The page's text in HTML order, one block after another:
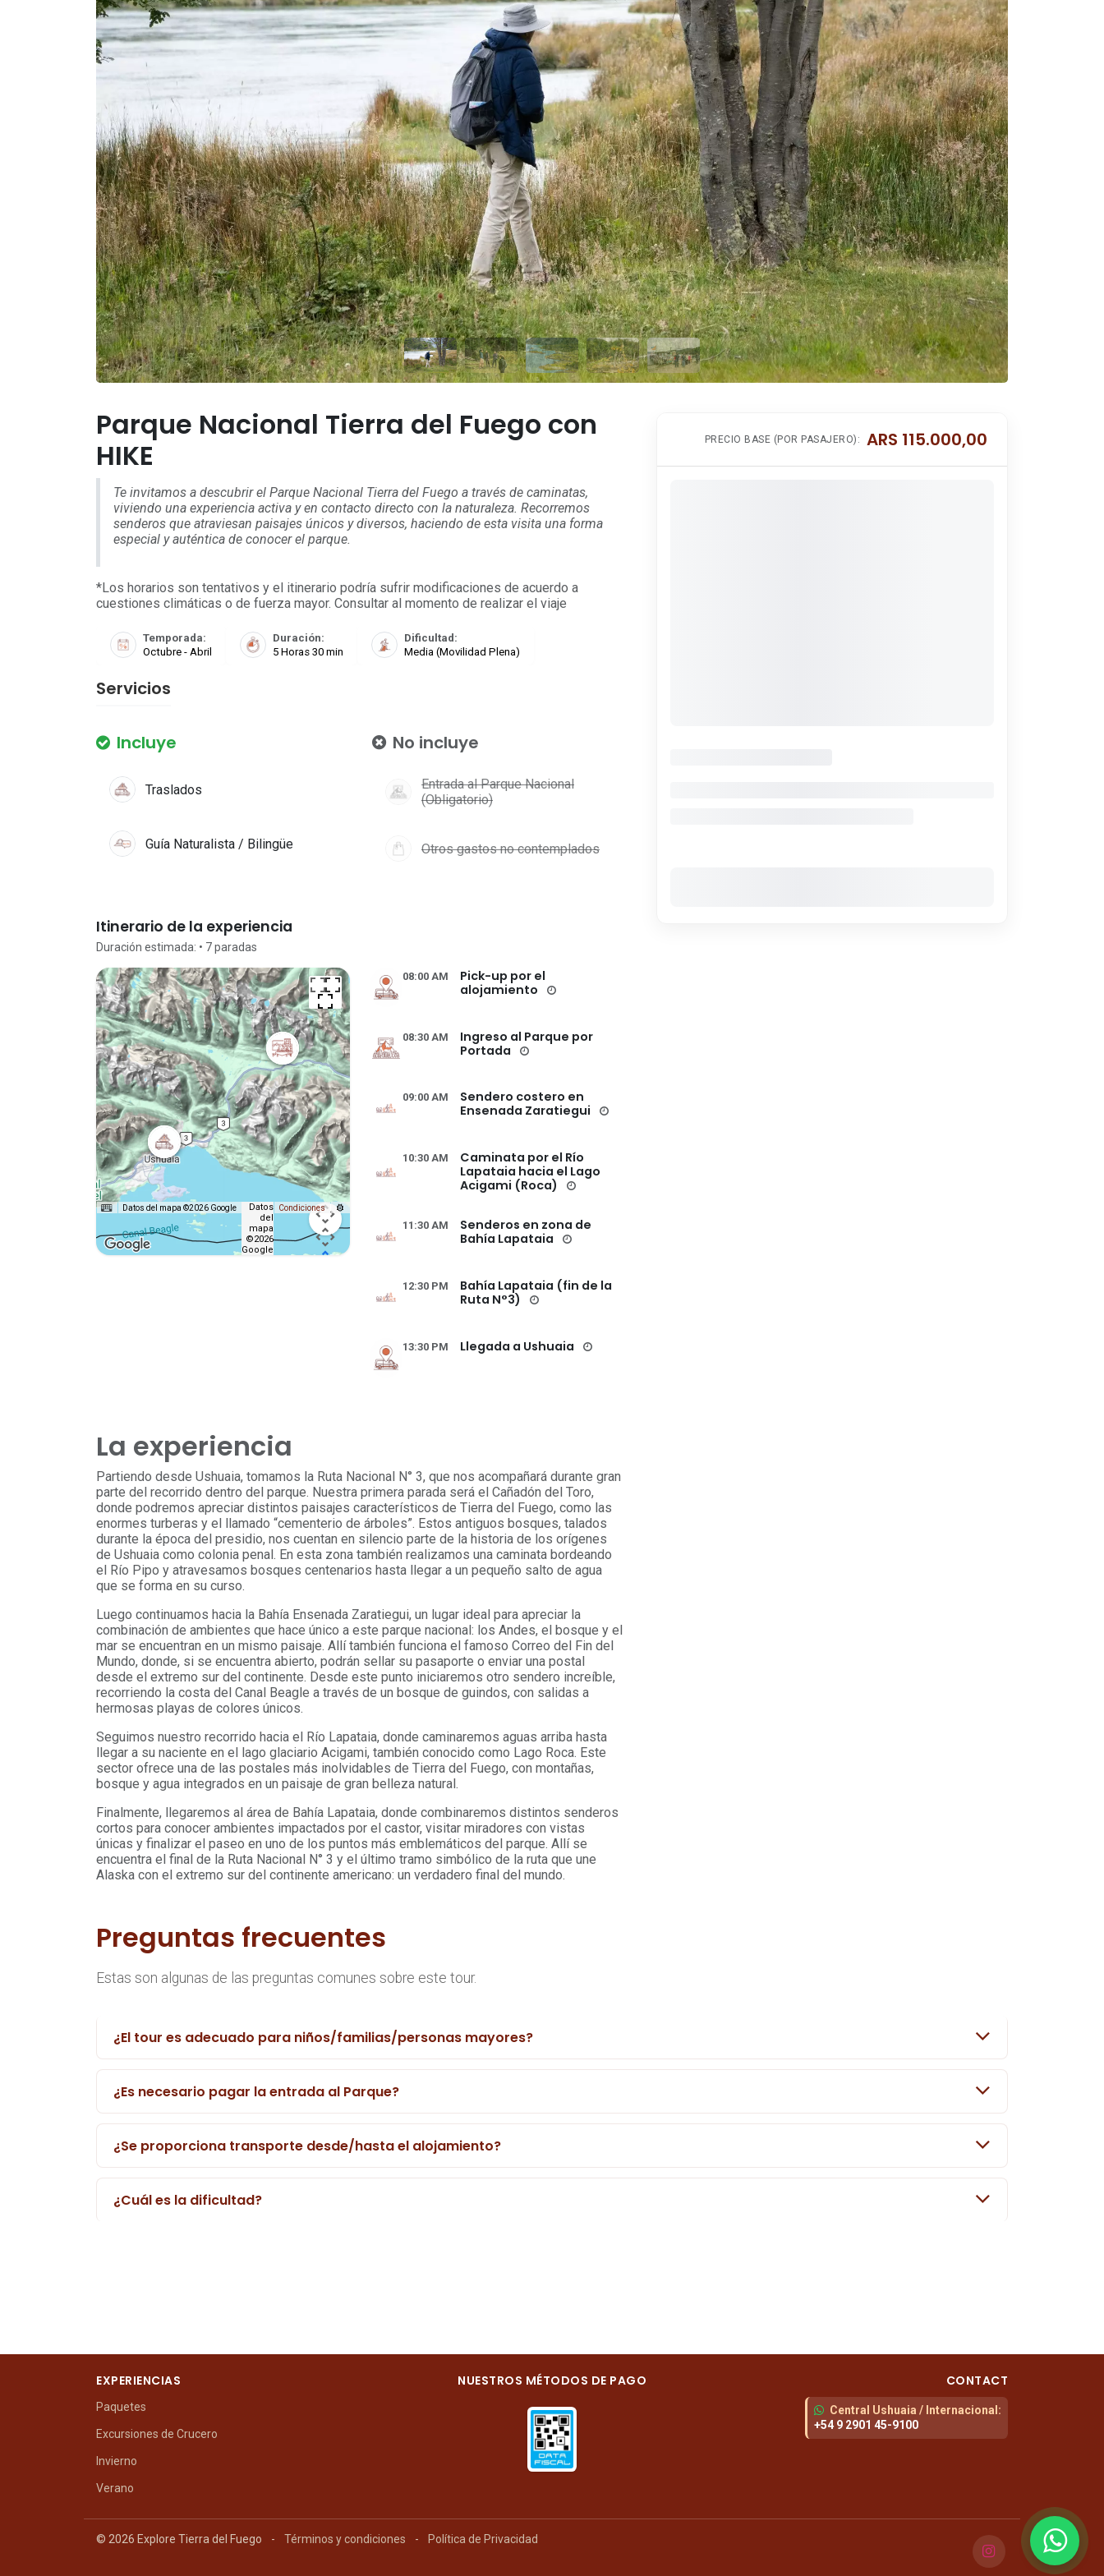
Parque Nacional Tierra del Fuego con
HIKE
Te invitamos a descubrir el Parque Nacional Tierra del Fuego a través de caminatas,
viviendo una experiencia activa y en contacto directo con la naturaleza. Recorremos
senderos que atraviesan paisajes únicos y diversos, haciendo de esta visita una forma
especial y auténtica de conocer el parque.
*Los horarios son tentativos y el itinerario podría sufrir modificaciones de acuerdo a
cuestiones climáticas o de fuerza mayor. Consultar al momento de realizar el viaje
Temporada:
Octubre - Abril
Duración:
5 Horas 30 min
Dificultad:
Media (Movilidad Plena)
Servicios
Incluye
Traslados
Guía Naturalista / Bilingüe
No incluye
Entrada al Parque Nacional
(Obligatorio)
Otros gastos no contemplados
Itinerario de la experiencia
Duración estimada: • 7paradas
Datos del mapa ©2026 Google
Datos
del
mapa
©2026
Google
Condiciones
08:00 AM
Pick-up por el
alojamiento
08:30 AM
Ingreso al Parque por
Portada
09:00 AM
Sendero costero en
Ensenada Zaratiegui
10:30 AM
Caminata por el Río
Lapataia hacia el Lago
Acigami (Roca)
11:30 AM
Senderos en zona de
Bahía Lapataia
12:30 PM
Bahía Lapataia (fin de la
Ruta N°3)
13:30 PM Llegada a Ushuaia
La experiencia
Partiendo desde Ushuaia, tomamos la Ruta Nacional N° 3, que nos acompañará durante gran
parte del recorrido dentro del parque. Nuestra primera parada será el Cañadón del Toro,
donde podremos apreciar distintos paisajes característicos de Tierra del Fuego, como las
enormes turberas y el llamado “cementerio de árboles”. Estos antiguos bosques, talados
durante la época del presidio, nos cuentan en silencio parte de la historia de los orígenes
de Ushuaia como colonia penal. En esta zona también realizamos una caminata bordeando
el Río Pipo y atravesamos bosques centenarios hasta llegar a un pequeño salto de agua
que se forma en su curso.
Luego continuamos hacia la Bahía Ensenada Zaratiegui, un lugar ideal para apreciar la
combinación de ambientes que hace único a este parque nacional: los Andes, el bosque y el
mar se encuentran en un mismo paisaje. Allí también funciona el famoso Correo del Fin del
Mundo, donde, si se encuentra abierto, podrán sellar su pasaporte o enviar una postal
desde el extremo sur del continente. Desde este punto iniciaremos otro sendero increíble,
recorriendo la costa del Canal Beagle a través de un bosque de guindos, con salidas a
hermosas playas de colores únicos.
Seguimos nuestro recorrido hacia el Río Lapataia, donde caminaremos aguas arriba hasta
llegar a su naciente en el lago glaciario Acigami, también conocido como Lago Roca. Este
sector ofrece una de las postales más inolvidables de Tierra del Fuego, con montañas,
bosque y agua integrados en un paisaje de gran belleza natural.
Finalmente, llegaremos al área de Bahía Lapataia, donde combinaremos distintos senderos
cortos para conocer ambientes impactados por el castor, visitar miradores con vistas
únicas y finalizar el paseo en uno de los puntos más emblemáticos del parque. Allí se
encuentra el final de la Ruta Nacional N° 3 y el último tramo simbólico de la ruta que une
Alaska con el extremo sur del continente americano: un verdadero final del mundo.
PRECIO BASE (POR PASAJERO): ARS 115.000,00
Preguntas frecuentes
Estas son algunas de las preguntas comunes sobre este tour.
¿El tour es adecuado para niños/familias/personas mayores?
¿Es necesario pagar la entrada al Parque?
¿Se proporciona transporte desde/hasta el alojamiento?
¿Cuál es la dificultad?
EXPERIENCIAS
Paquetes
Excursiones de Crucero
Invierno
Verano
NUESTROS MÉTODOS DE PAGO CONTACT
Central Ushuaia / Internacional :
+54 9 2901 45-9100
© 2026 Explore Tierra del Fuego - Términos y condiciones - Política de Privacidad